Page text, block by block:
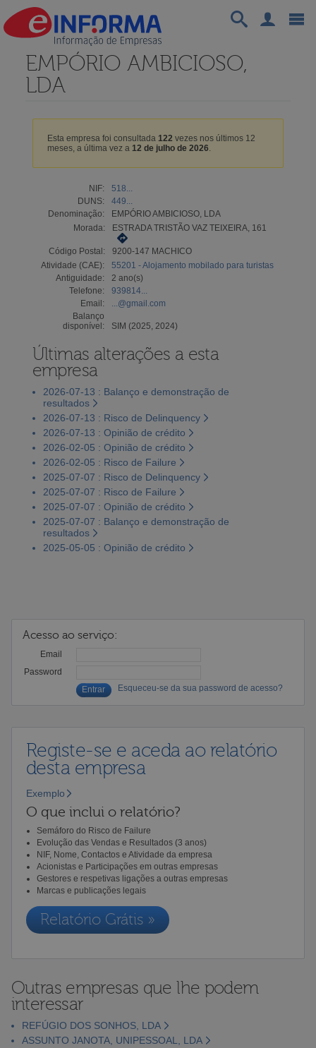
EMPÓRIO AMBICIOSO,
LDA
Esta empresa foi consultada 122 vezes nos últimos 12
meses, a última vez a 12 de julho de 2026.
NIF:
518...
DUNS:
449...
Denominação:
EMPÓRIO AMBICIOSO, LDA
Morada:
ESTRADA TRISTÃO VAZ TEIXEIRA, 161
Código Postal:
9200-147 MACHICO
Atividade (CAE):
55201 - Alojamento mobilado para turistas
Antiguidade:
2 ano(s)
Telefone:
939814...
Email:
...@gmail.com
Balanço
disponível:
SIM (2025, 2024)
Últimas alterações a esta
empresa
2026-07-13 : Balanço e demonstração de
resultados
2026-07-13 : Risco de Delinquency
2026-07-13 : Opinião de crédito
2026-02-05 : Opinião de crédito
2026-02-05 : Risco de Failure
2025-07-07 : Risco de Delinquency
2025-07-07 : Risco de Failure
2025-07-07 : Opinião de crédito
2025-07-07 : Balanço e demonstração de
resultados
2025-05-05 : Opinião de crédito
Acesso ao serviço:
Email
Password
Esqueceu-se da sua password de acesso?
Registe-se e aceda ao relatório
desta empresa
Exemplo
O que inclui o relatório?
Semáforo do Risco de Failure
Evolução das Vendas e Resultados (3 anos)
NIF, Nome, Contactos e Atividade da empresa
Acionistas e Participações em outras empresas
Gestores e respetivas ligações a outras empresas
Marcas e publicações legais
Relatório Grátis »
Outras empresas que lhe podem
interessar
REFÚGIO DOS SONHOS, LDA
ASSUNTO JANOTA, UNIPESSOAL, LDA